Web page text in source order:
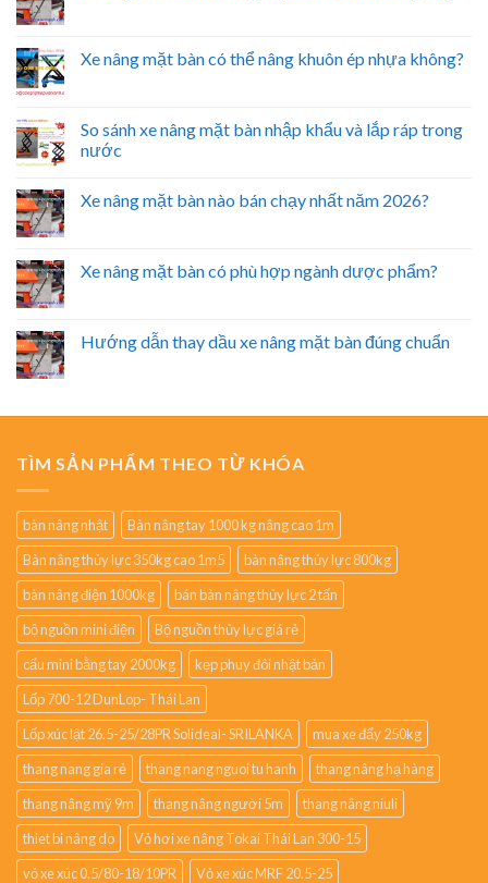
Xe nâng mặt bàn có thể nâng khuôn ép nhựa không?
So sánh xe nâng mặt bàn nhập khẩu và lắp ráp trong
nước
Xe nâng mặt bàn nào bán chạy nhất năm 2026?
Xe nâng mặt bàn có phù hợp ngành dược phẩm?
Hướng dẫn thay dầu xe nâng mặt bàn đúng chuẩn
TÌM SẢN PHẨM THEO TỪ KHÓA
bàn nâng nhật
Bàn nâng tay 1000 kg nâng cao 1m
Bàn nâng thủy lực 350kg cao 1m5
bàn nâng thủy lực 800kg
bàn nâng điện 1000kg
bán bàn nâng thủy lực 2 tấn
bộ nguồn mini điện
Bộ nguồn thủy lực giá rẻ
cẩu mini bằng tay 2000kg
kẹp phuy đôi nhật bản
Lốp 700-12 DunLop- Thái Lan
Lốp xúc lật 26.5-25/28PR Solideal- SRILANKA
mua xe đẩy 250kg
thang nang gia rẻ
thang nang nguoi tu hanh
thang nâng hạ hàng
thang nâng mỹ 9m
thang nâng người 5m
thang nâng niuli
thiet bi nâng do
Vỏ hơi xe nâng Tokai Thái Lan 300-15
vỏ xe xúc 0.5/80-18/10PR
Vỏ xe xúc MRF 20.5-25